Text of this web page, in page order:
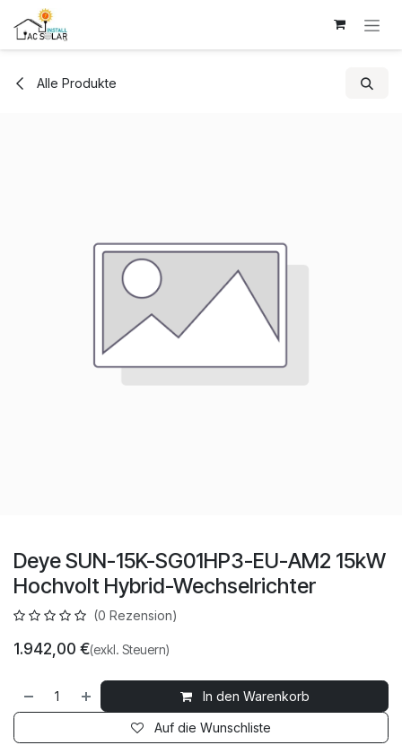
Zum Inhalt springen
Alle Produkte
Deye SUN-15K-SG01HP3-EU-AM2 15kW
Hochvolt Hybrid-Wechselrichter
(0 Rezension)
1.942,00 €(exkl. Steuern)
In den Warenkorb
Auf die Wunschliste